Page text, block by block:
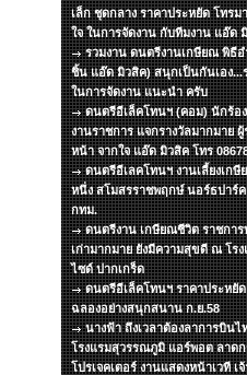
เล็ก ชุดกลาง ราคาประหยัด โทร
ใจ ในการจัดงาน กับทีมงาน แอ๊ด
รวมงาน ดนตรีงานเกษียณ พิธี
ชิ้น แอ๊ด มิวสิค) สนุกเป็นกันเอง
ในการจัดงาน แนะนำ ครับ
ดนตรีอีเล็คโทนฯ (คอม) นักร้อ
งานราชการ แจกรางวัลมากมาย
หน้า จากใจ แอ๊ด มิวสิค โทร
ดนตรีอีเลคโทนฯ งานเลี้ยงเก
หนึ่ง สโมสรราชพฤกษ์ นอร์ธปาร์
กทม.
ดนตรีงาน เกษียณชีวิต ราชการ
เก่ามากมาย ยังมีความสุขดี ณ โร
ไซด์ ปากเกร็ด
ดนตรีอีเล็คโทนฯ ราคาประหยั
ฉลองอย่างสนุกสนาน ก.ย.58
นางฟ้า ถึงเวลาต้องลาการบินไ
โรงแรมสุวรรณภูมิ แอร์พอต ลาดก
โปรเจคเตอร์ งานแสดงหน้าเวที